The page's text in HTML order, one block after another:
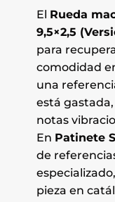
El Rueda
9,5×2,5
para
comodidad
una
está
notas
En Patinete
de
pieza en